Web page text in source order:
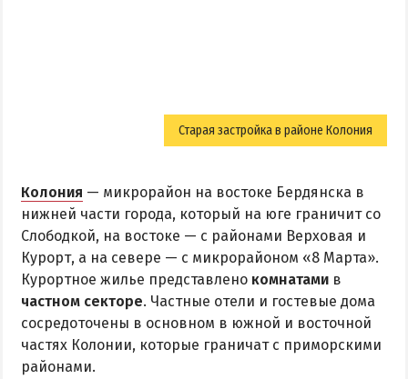
Старая застройка в районе Колония
Колония — микрорайон на востоке Бердянска в
нижней части города, который на юге граничит со
Слободкой, на востоке — с районами Верховая и
Курорт, а на севере — с микрорайоном «8 Марта».
Курортное жилье представлено комнатами в
частном секторе. Частные отели и гостевые дома
сосредоточены в основном в южной и восточной
частях Колонии, которые граничат с приморскими
районами.